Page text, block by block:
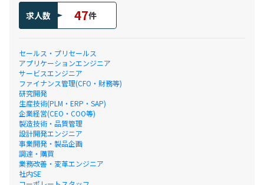
求人数 47件
セールス・プリセールス
アプリケーションエンジニア
サービスエンジニア
ファイナンス管理(CFO・財務等)
研究開発
生産技術(PLM・ERP・SAP)
企業経営(CEO・COO等)
製造技術・品質管理
設計開発エンジニア
事業開発・製品企画
調達・購買
業務改善・変革エンジニア
社内SE